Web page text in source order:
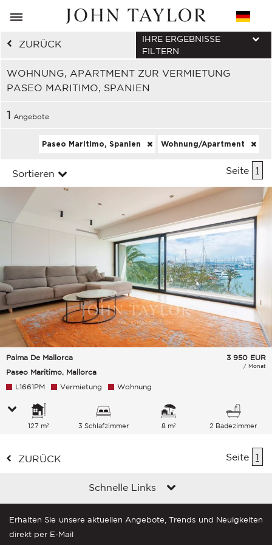
ZURÜCK
WOHNUNG, APARTMENT ZUR VERMIETUNG
PASEO MARITIMO, SPANIEN
IHRE ERGEBNISSE
FILTERN
1 Angebote
Paseo Maritimo, Spanien Wohnung/Apartment
Sortieren Seite 1
Palma De Mallorca
Paseo Maritimo, Mallorca
3 950 EUR
/ Monat
L1661PM Vermietung Wohnung
127 m² 3 Schlafzimmer 8 m² 2 Badezimmer
ZURÜCK Seite 1
Schnelle Links
Erhalten Sie unsere aktuellen Angebote, Trends und Neuigkeiten
direkt per E-Mail